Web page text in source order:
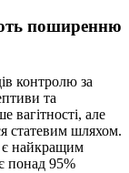
поширенню
контролю за
та
вагітності, але
статевим шляхом.
є найкращим
понад 95%